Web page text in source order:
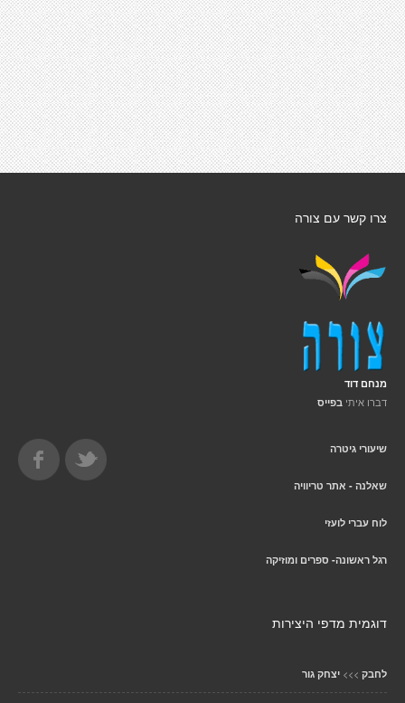
צרו קשר עם צורה
מנחם דוד
דברו איתי בפייס
שיעורי גיטרה
שאלנה - אתר טריוויה
לוח עברי לועזי
רגל ראשונה- ספרים ומוזיקה
דוגמית מדפי היצירות
לחבק >>> יצחק גור